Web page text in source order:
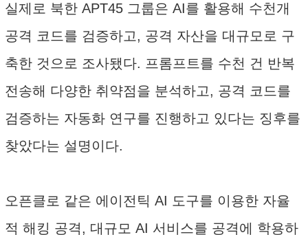
실제로 북한 APT45 그룹은 AI를 활용해 수천개
공격 코드를 검증하고, 공격 자산을 대규모로 구
축한 것으로 조사됐다. 프롬프트를 수천 건 반복
전송해 다양한 취약점을 분석하고, 공격 코드를
검증하는 자동화 연구를 진행하고 있다는 징후를
찾았다는 설명이다.
오픈클로 같은 에이전틱 AI 도구를 이용한 자율
적 해킹 공격, 대규모 AI 서비스를 공격에 학용하